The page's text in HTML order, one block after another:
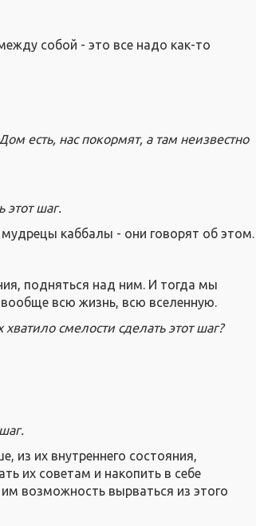
собой - это все надо как-то
есть, нас покормят, а там неизвестно
этот шаг.
каббалы - они говорят об этом.
подняться над ним. И тогда мы
всю жизнь, всю вселенную.
смелости сделать этот шаг?
из их внутреннего состояния,
их советам и накопить в себе
возможность вырваться из этого